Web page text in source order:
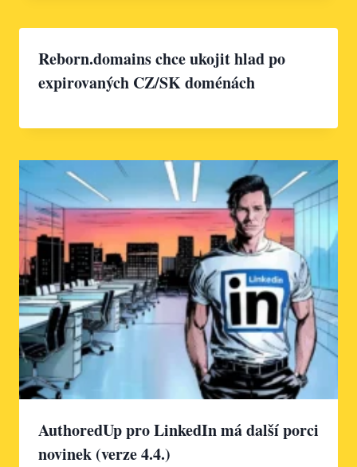
Reborn.domains chce ukojit hlad po
expirovaných CZ/SK doménách
AuthoredUp pro LinkedIn má další porci
novinek (verze 4.4.)